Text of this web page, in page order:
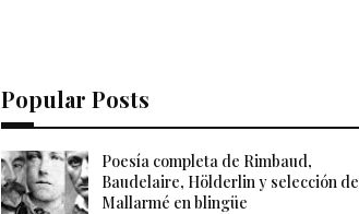
Popular Posts
Poesía completa de Rimbaud,
Baudelaire, Hölderlin y selección de
Mallarmé en blingüe